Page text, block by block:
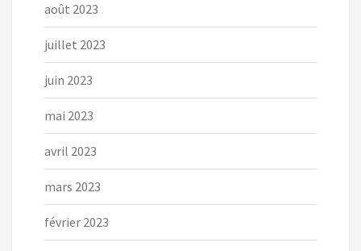
août 2023
juillet 2023
juin 2023
mai 2023
avril 2023
mars 2023
février 2023